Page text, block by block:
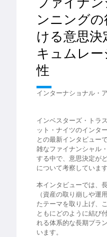
ンニング
ける意思
キュムレ
性
インターナショナル・
インベスターズ・トラ
ット・ナイツのインタ
との最新インタビュー
雑なファイナンシャル
する中で、意思決定が
について考察しています
本インタビューでは、
（資産の取り崩しや運
たテーマを取り上げ、
ともにどのように結び
れる体系的な長期プラ
います。